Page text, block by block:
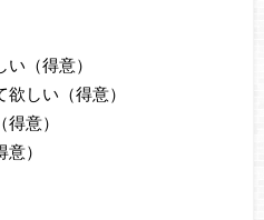
（得意）
しい（得意）
意）
）